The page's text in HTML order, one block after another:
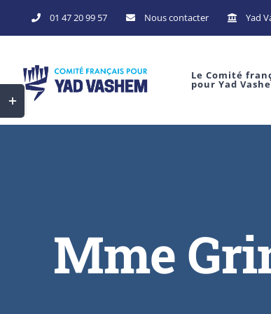
to
01 47 20 99 57 Nous contacter Yad
Le Comité
pour Yad
Mme
Toggle
Sliding